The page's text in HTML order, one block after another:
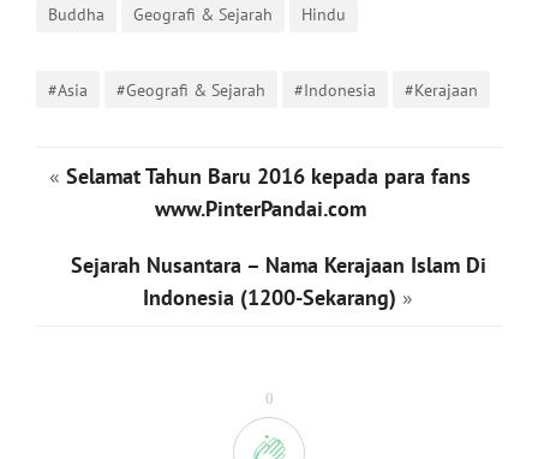
0
Buddha Geografi & Sejarah Hindu
#Asia #Geografi & Sejarah #Indonesia #Kerajaan
« Selamat Tahun Baru 2016 kepada para fans
www.PinterPandai.com
Sejarah Nusantara – Nama Kerajaan Islam Di
Indonesia (1200-Sekarang) »